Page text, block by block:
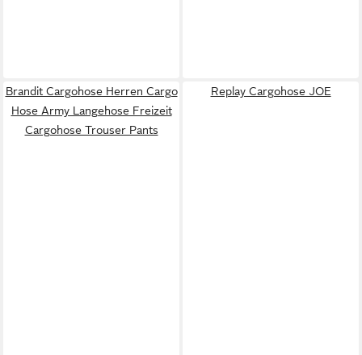
Brandit Cargohose Herren Cargo
Hose Army Langehose Freizeit
Cargohose Trouser Pants
Replay Cargohose JOE